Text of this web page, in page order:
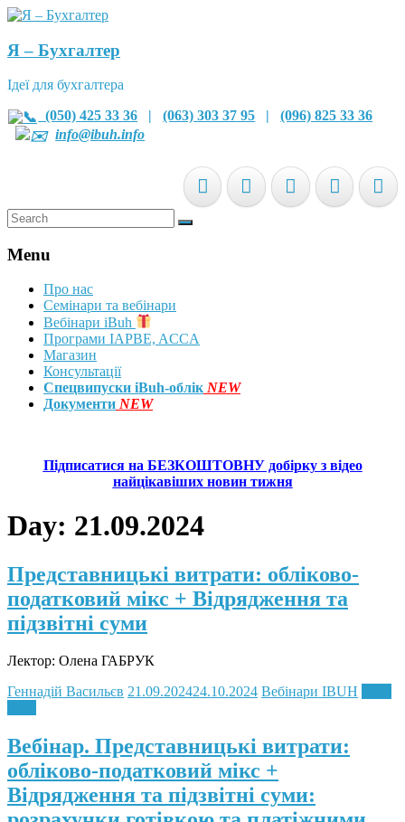
Я – Бухгалтер
Ідеї для бухгалтера
(050) 425 33 36 |(063) 303 37 95 |(096) 825 33 36
info@ibuh.info
Menu
Про нас
Семінари та вебінари
Вебінари iBuh
Програми IAPBE, ACCA
Магазин
Консультації
Спецвипуски iBuh-облік NEW
Документи NEW
Підписатися на БЕЗКОШТОВНУ добірку з відео
найцікавіших новин тижня
Day: 21.09.2024
Представницькі витрати: обліково-
податковий мікс + Відрядження та
підзвітні суми
Лектор: Олена ГАБРУК
Геннадій Васильєв 21.09.202424.10.2024 Вебінари IBUH
Вебінар. Представницькі витрати:
обліково-податковий мікс +
Відрядження та підзвітні суми: